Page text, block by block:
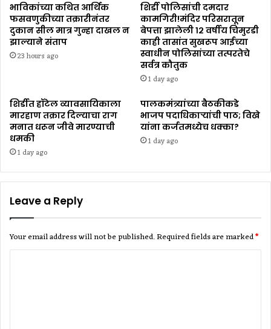
भाविकांच्या कथित आर्थिक
फसवणुकीच्या तक्रारीनंतर
दुकान सील मात्र गुन्हा दाखल न
झाल्याने संताप
23 hours ago
शिर्डी पोलिसांची दमदार
कामगिरी!मंदिर परिसरातून
बेपत्ता झालेली १२ वर्षीय चिमुरडी
काही तासांत सुखरूप आईच्या
स्वाधीन पोलिसांच्या तत्परतेचे
सर्वत्र कौतुक
1 day ago
शिर्डीत हॉटेल व्यावसायिकाला
मारहाण तक्रार दिल्याचा राग
मनात धरून जीवे मारण्याची
धमकी
1 day ago
पालकमंत्र्यांच्या बैठकीकडे
भाजप पदाधिकाऱ्यांची पाठ; विखे
यांना कर्जतमध्येच धक्का?
1 day ago
Leave a Reply
Your email address will not be published.Required fields are marked*